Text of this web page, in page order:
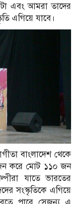
এবং আমরা তাদের
এগিয়ে যাবে।
বাংলাদেশ থেকে
করে মোট ১১০ জন
যাতে ভারতের
সংস্কৃতিকে এগিয়ে